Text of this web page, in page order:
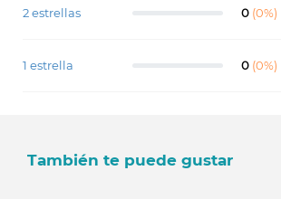
2 estrellas 0 (0%)
1 estrella 0 (0%)
También te puede gustar